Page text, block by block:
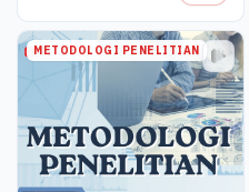
METODOLOGI PENELITIAN